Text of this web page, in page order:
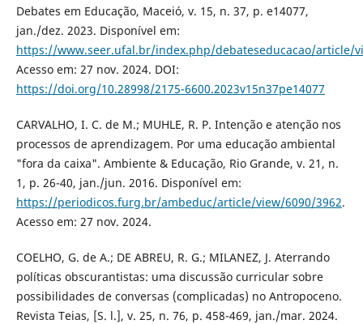
Debates em Educação, Maceió, v. 15, n. 37, p. e14077,
jan./dez. 2023. Disponível em:
https://www.seer.ufal.br/index.php/debateseducacao/article/
Acesso em: 27 nov. 2024. DOI:
https://doi.org/10.28998/2175-6600.2023v15n37pe14077
CARVALHO, I. C. de M.; MUHLE, R. P. Intenção e atenção nos
processos de aprendizagem. Por uma educação ambiental
"fora da caixa". Ambiente & Educação, Rio Grande, v. 21, n.
1, p. 26-40, jan./jun. 2016. Disponível em:
https://periodicos.furg.br/ambeduc/article/view/6090/3962.
Acesso em: 27 nov. 2024.
COELHO, G. de A.; DE ABREU, R. G.; MILANEZ, J. Aterrando
políticas obscurantistas: uma discussão curricular sobre
possibilidades de conversas (complicadas) no Antropoceno.
Revista Teias, [S. l.], v. 25, n. 76, p. 458-469, jan./mar. 2024.